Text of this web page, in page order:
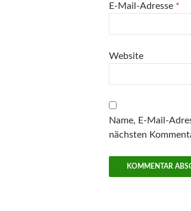
E-Mail-Adresse *
Website
Name, E-Mail-
nächsten